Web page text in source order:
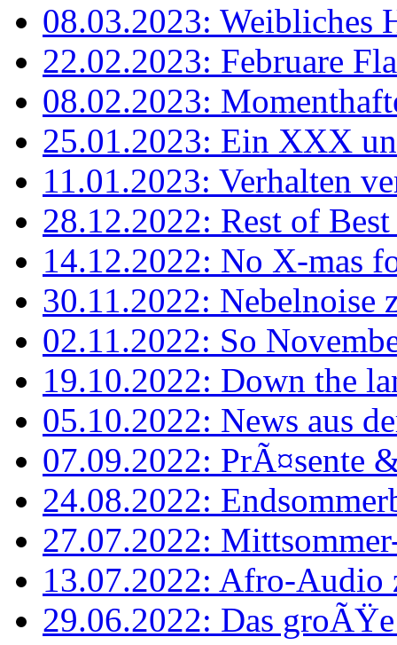
08.03.2023: Weibliches
22.02.2023: Februare
08.02.2023:
25.01.2023: Ein XXX
11.01.2023: Verhalten
28.12.2022: Rest of
14.12.2022: No X-mas
30.11.2022: Nebelnoise
02.11.2022: So
19.10.2022: Down the
05.10.2022: News aus
07.09.2022: PrÃ¤sente
24.08.2022:
27.07.2022:
13.07.2022: Afro-Audio
29.06.2022: Das